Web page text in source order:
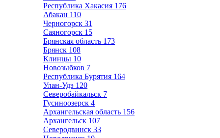
Республика Хакасия 176
Абакан 110
Черногорск 31
Саяногорск 15
Брянская область 173
Брянск 108
Клинцы 10
Новозыбков 7
Республика Бурятия 164
Улан-Удэ 120
Северобайкальск 7
Гусиноозерск 4
Архангельская область 156
Архангельск 107
Северодвинск 33